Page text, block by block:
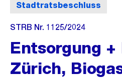
Stadtratsbeschluss
STRB Nr. 1125/2024
Entsorgung +
Zürich,